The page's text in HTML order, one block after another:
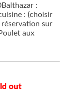
:
: (choisir
sur
aux
out